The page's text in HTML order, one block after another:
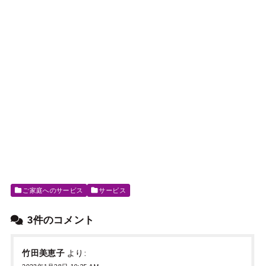
ご家庭へのサービス サービス
3件のコメント
竹田美恵子 より: